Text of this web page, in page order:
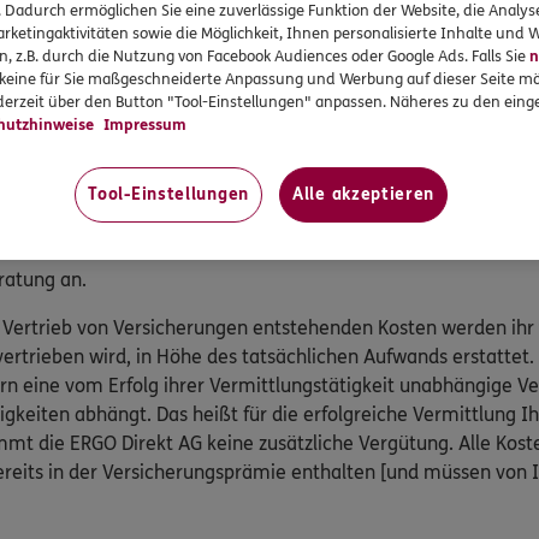
teil:
Kranken- und Pflegeversicherung, Postfach 06 02 22,
31,www.pkv-ombudsmann.de, sofern es um
geht.
e.V., Postfach 080632, 10006 Berlin, Telefon: 0800 /
,http://
mit anderen privaten Versicherungen geht (außer
an.
Vertrieb von Versicherungen entstehenden Kosten werden
wird, in Höhe des tatsächlichen Aufwands erstattet.
eine vom Erfolg ihrer Vermittlungstätigkeit unabhängige
abhängt. Das heißt für die erfolgreiche Vermittlung
die ERGO Direkt AG keine zusätzliche Vergütung. Alle
in der Versicherungsprämie enthalten [und müssen von
ermöglichen Sie eine zuverlässige Funktion der Website, die
sowie die Möglichkeit, Ihnen personalisierte Inhalte und
z.B. durch die Nutzung von Facebook Audiences oder Google Ads. Falls Sie
für Sie maßgeschneiderte Anpassung und Werbung auf dieser Seite
über den Button "Tool-Einstellungen" anpassen. Näheres zu den
Impressum
Tool-Einstellungen Alle akzeptieren